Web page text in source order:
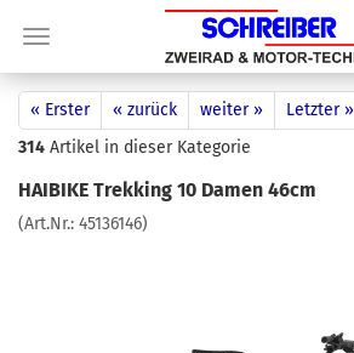
« Erster « zurück weiter »
Letzter »
314 Artikel in dieser Kategorie
HAIBIKE Trekking 10 Damen 46cm
(Art.Nr.: 45136146)